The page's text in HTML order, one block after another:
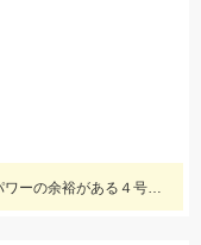
サバが巨大で重いので、抜き上げ時にパワーの余裕がある４号以上の竿がおすすめです。遠投有利なので飛距離の出るタックルで。